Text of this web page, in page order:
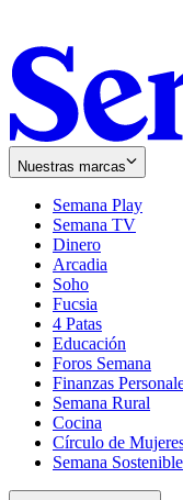
Nuestras marcas
Semana Play
Semana TV
Dinero
Arcadia
Soho
in
new
window
Fucsia
in
new
window
4 Patas
Educación
Foros Semana
Finanzas
Semana Rural
Cocina
Círculo de
Semana Sostenible